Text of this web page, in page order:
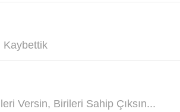
Kaybettik
Versin, Birileri Sahip Çıksın...